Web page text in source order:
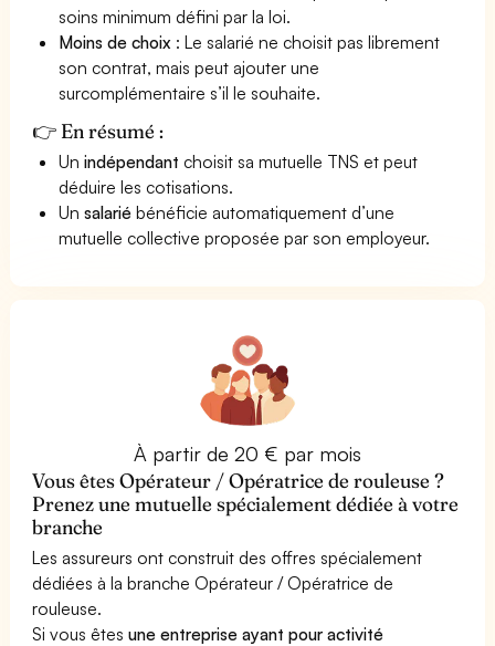
soins minimum défini par la loi.
Moins de choix : Le salarié ne choisit pas librement
son contrat, mais peut ajouter une
surcomplémentaire s’il le souhaite.
👉 En résumé :
Unindépendant choisit sa mutuelle TNS et peut
déduire les cotisations.
Unsalarié bénéficie automatiquement d’une
mutuelle collective proposée par son employeur.
À partir de 20 € par mois
Vous êtes Opérateur / Opératrice de rouleuse ?
Prenez une mutuelle spécialement dédiée à votre
branche
Les assureurs ont construit des offres spécialement
dédiées à la branche Opérateur / Opératrice de
rouleuse.
Si vous êtesune entreprise ayant pour activité